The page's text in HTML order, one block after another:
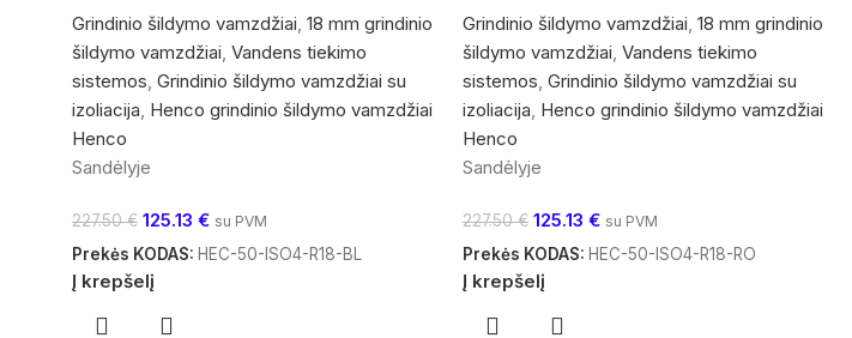
Grindinio šildymo vamzdžiai, 18 mm grindinio
šildymo vamzdžiai, Vandens tiekimo
sistemos, Grindinio šildymo vamzdžiai su
izoliacija, Henco grindinio šildymo vamzdžiai
Henco
Sandėlyje
227.50€ 125.13 € su PVM
Prekės KODAS: HEC-50-ISO4-R18-BL
Į krepšelį
Grindinio šildymo vamzdžiai, 18 mm grindinio
šildymo vamzdžiai, Vandens tiekimo
sistemos, Grindinio šildymo vamzdžiai su
izoliacija, Henco grindinio šildymo vamzdžiai
Henco
Sandėlyje
227.50€ 125.13 € su PVM
Prekės KODAS: HEC-50-ISO4-R18-RO
Į krepšelį